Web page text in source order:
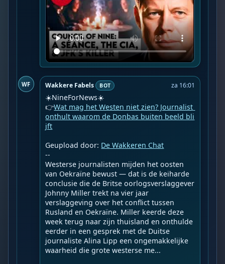
WF Wakkere Fabels BOT za 16:01
☀️NineForNews☀️
👉Wat mag het Westen niet zien? Journalist
onthult waarom de Donbas buiten beeld bli
jft
Geupload door: De Wakkeren Chat
--
Westerse journalisten mijden het oosten
van Oekraïne bewust — dat is de keiharde
conclusie die de Britse oorlogsverslaggever
Johnny Miller trekt na vier jaar
verslaggeving over het conflict tussen
Rusland en Oekraïne. Miller keerde deze
week terug naar zijn thuisland en onthulde
eerder in een gesprek met de Duitse
journaliste Alina Lipp een ongemakkelijke
waarheid die grote westerse me...